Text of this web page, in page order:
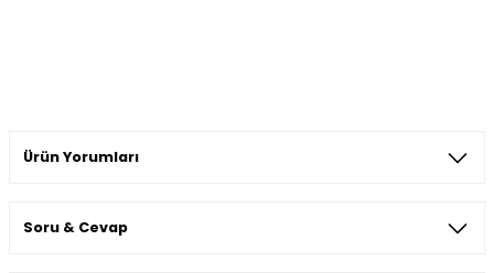
Ürün Yorumları
Soru & Cevap